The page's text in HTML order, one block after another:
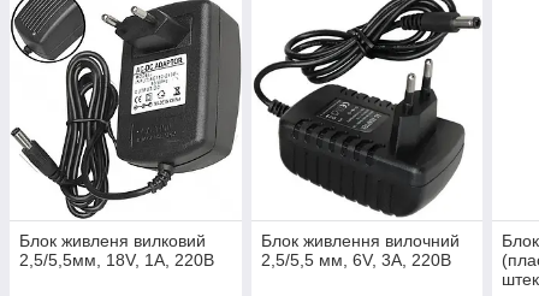
Блок живленя вилковий
2,5/5,5мм, 18V, 1A, 220B
Блок живлення вилочний
2,5/5,5 мм, 6V, 3A, 220В